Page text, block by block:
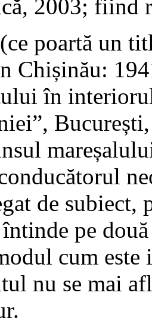
2003; fiind
poartă un
Chișinău:
în
de subiect,
întinde pe
cum
nu se mai